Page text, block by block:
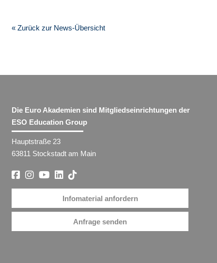
« Zurück zur News-Übersicht
Die Euro Akademien sind Mitgliedseinrichtungen der
ESO Education Group
Hauptstraße 23
63811 Stockstadt am Main
Infomaterial anfordern
Anfrage senden